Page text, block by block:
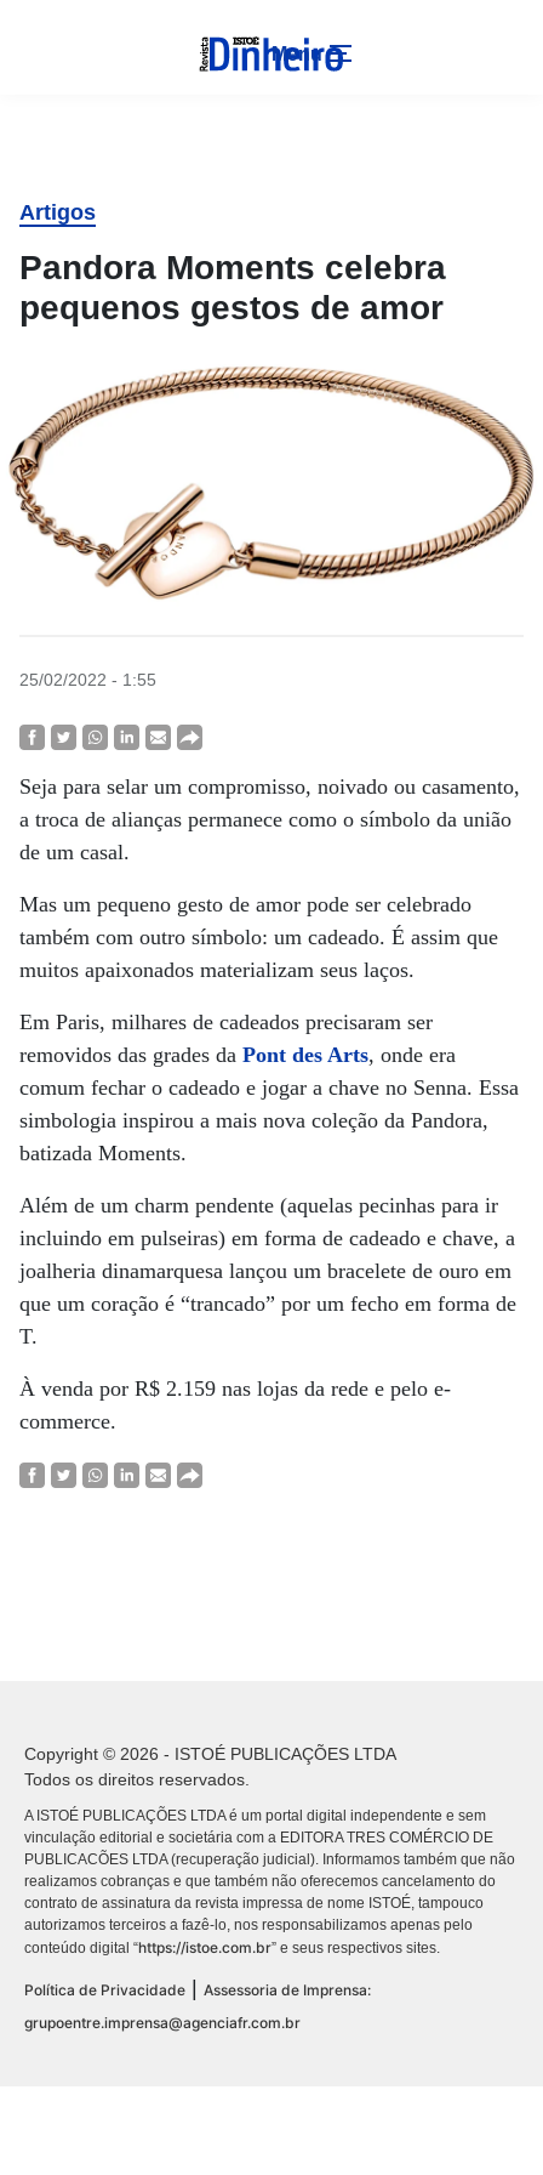
Menu
Artigos
Pandora Moments celebra
pequenos gestos de amor
25/02/2022 - 1:55
Seja para selar um compromisso, noivado ou casamento,
a troca de alianças permanece como o símbolo da união
de um casal.
Mas um pequeno gesto de amor pode ser celebrado
também com outro símbolo: um cadeado. É assim que
muitos apaixonados materializam seus laços.
Em Paris, milhares de cadeados precisaram ser
removidos das grades da Pont des Arts, onde era
comum fechar o cadeado e jogar a chave no Senna. Essa
simbologia inspirou a mais nova coleção da Pandora,
batizada Moments.
Além de um charm pendente (aquelas pecinhas para ir
incluindo em pulseiras) em forma de cadeado e chave, a
joalheria dinamarquesa lançou um bracelete de ouro em
que um coração é “trancado” por um fecho em forma de
T.
À venda por R$ 2.159 nas lojas da rede e pelo e-
commerce.
Copyright © 2026 - ISTOÉ PUBLICAÇÕES LTDA
Todos os direitos reservados.
A ISTOÉ PUBLICAÇÕES LTDA é um portal digital independente e sem
vinculação editorial e societária com a EDITORA TRES COMÉRCIO DE
PUBLICACÕES LTDA (recuperação judicial). Informamos também que não
realizamos cobranças e que também não oferecemos cancelamento do
contrato de assinatura da revista impressa de nome ISTOÉ, tampouco
autorizamos terceiros a fazê-lo, nos responsabilizamos apenas pelo
conteúdo digital “https://istoe.com.br” e seus respectivos sites.
Política de Privacidade
Assessoria de Imprensa:
grupoentre.imprensa@agenciafr.com.br